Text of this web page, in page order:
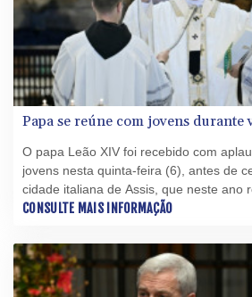
Papa se reúne com jovens durante
O papa Leão XIV foi recebido com
jovens nesta quinta-feira (6), antes de
cidade italiana de Assis, que neste ano
aniversário da morte de São Francisco.
CONSULTE MAIS INFORMAÇÃO